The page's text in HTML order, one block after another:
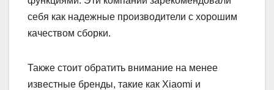
себя как надежные производители с хорошим
качеством сборки.
Также стоит обратить внимание на менее
известные бренды, такие как Xiaomi и